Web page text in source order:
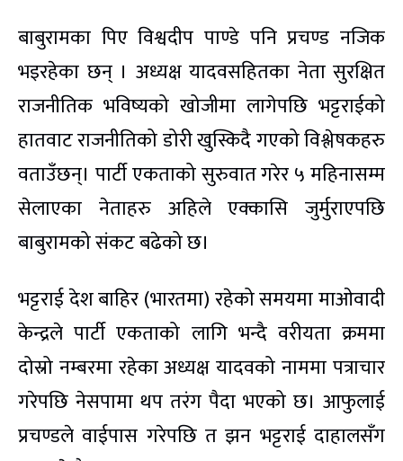
बाबुरामका पिए विश्वदीप पाण्डे पनि प्रचण्ड नजिक
भइरहेका छन् । अध्यक्ष यादवसहितका नेता सुरक्षित
राजनीतिक भविष्यको खोजीमा लागेपछि भट्टराईको
हातवाट राजनीतिको डोरी खुस्किदै गएको विश्लेषकहरु
वताउँछन्। पार्टी एकताको सुरुवात गरेर ५ महिनासम्म
सेलाएका नेताहरु अहिले एक्कासि जुर्मुराएपछि
बाबुरामको संकट बढेको छ।
भट्टराई देश बाहिर (भारतमा) रहेको समयमा माओवादी
केन्द्रले पार्टी एकताको लागि भन्दै वरीयता क्रममा
दोस्रो नम्बरमा रहेका अध्यक्ष यादवको नाममा पत्राचार
गरेपछि नेसपामा थप तरंग पैदा भएको छ। आफुलाई
प्रचण्डले वाईपास गरेपछि त झन भट्टराई दाहालसँग